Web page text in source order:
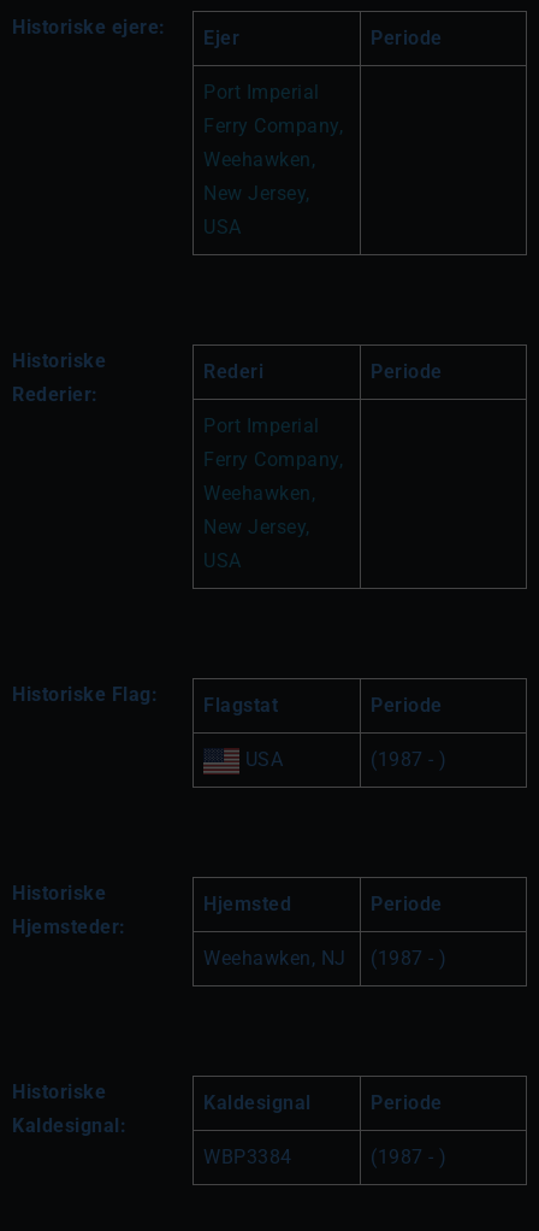
Historiske ejere: Ejer Periode
Port Imperial
Ferry Company,
Weehawken,
New Jersey,
USA
Historiske
Rederier:
Rederi Periode
Port Imperial
Ferry Company,
Weehawken,
New Jersey,
USA
Historiske Flag: Flagstat Periode
USA (1987 - )
Historiske
Hjemsteder:
Hjemsted Periode
Weehawken, NJ (1987 - )
Historiske
Kaldesignal:
Kaldesignal Periode
WBP3384 (1987 - )